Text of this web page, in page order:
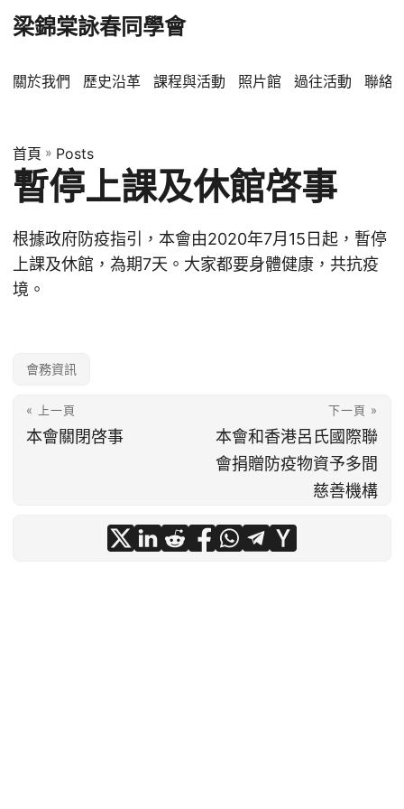
梁錦棠詠春同學會
關於我們 歷史沿革 課程與活動 照片館 過往活動 聯絡
首頁 » Posts
暫停上課及休館啓事
根據政府防疫指引，本會由2020年7月15日起，暫停
上課及休館，為期7天。大家都要身體健康，共抗疫
境。
會務資訊
« 上一頁
本會關閉啓事
下一頁 »
本會和香港呂氏國際聯
會捐贈防疫物資予多間
慈善機構